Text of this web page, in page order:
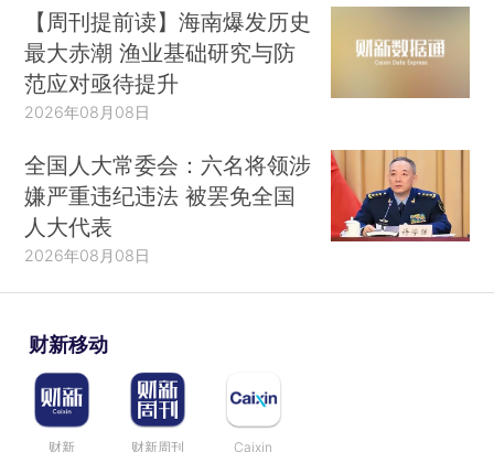
【周刊提前读】海南爆发历史
最大赤潮 渔业基础研究与防
范应对亟待提升
2026年08月08日
全国人大常委会：六名将领涉
嫌严重违纪违法 被罢免全国
人大代表
2026年08月08日
财新移动
财新 财新周刊 Caixin